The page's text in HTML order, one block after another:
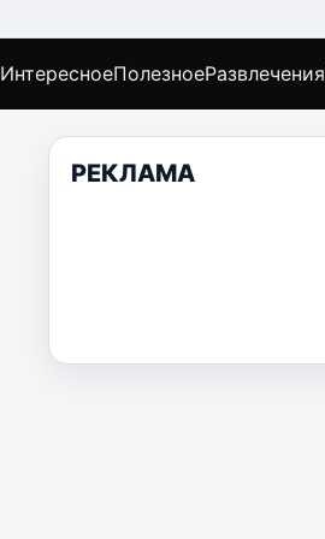
ИнтересноеПолезноеРазвлечения
РЕКЛАМА